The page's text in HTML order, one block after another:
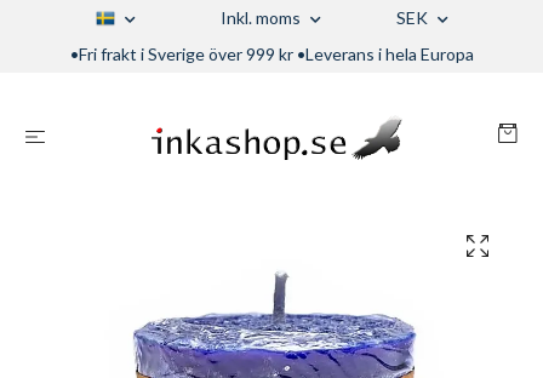
Inkl. moms
SEK
•Fri frakt i Sverige över 999 kr •Leverans i hela Europa